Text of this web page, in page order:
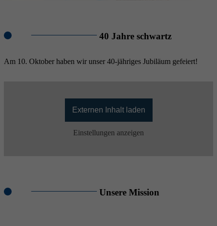
40 Jahre schwartz
Am 10. Oktober haben wir unser 40-jähriges Jubiläum gefeiert!
Externen Inhalt laden
Einstellungen anzeigen
Unsere Mission